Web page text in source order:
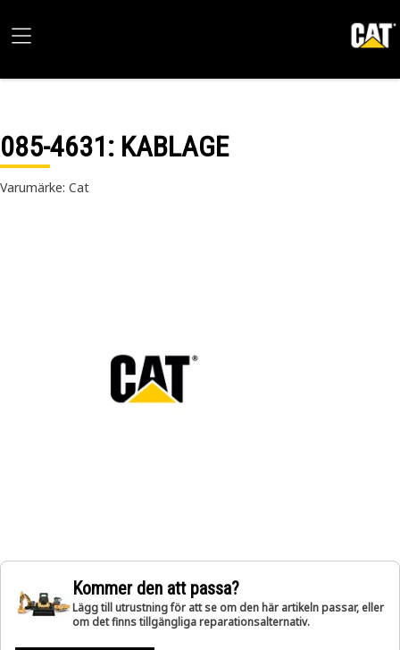
085-4631: KABLAGE
Varumärke: Cat
Kommer den att passa?
Lägg till utrustning för att se om den här artikeln passar, eller
om det finns tillgängliga reparationsalternativ.